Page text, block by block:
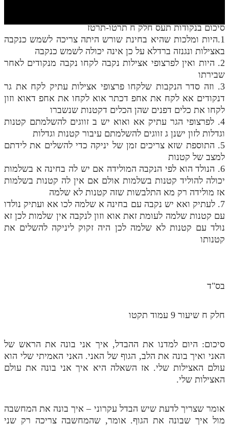
חלק יב
חלק יג
חלק יד
חלק טו
חלק ט"ז
בית שער הכוונות
שידור חי
הזמן סט תע"ס
הזמן סט תלמוד עשר הספירות
ספרים להורדה
מנוע חיפוש בספרים
תלמוד עשר הספירות חלק א
תלמוד עשר הספירות חלק ד
תלמוד עשר הספירות חלק ה
תלמוד עשר הספירות חלק ו
תלמוד עשר הספירות חלק ח
סיכום בנקודות תעס חלק ח תרטו-תרטז
1.היות ומלכות שהיא בחינת שורש היתה צריכה לשמש כנקבה
באצילות ונגנזה ברדלא על כן אינה יכולה לשמש כנקבה
2. היות ואין לפרצופי אצילות נקבה לקחו נקבה מנקודים לאחר
שבירתו
3. וזה סדר הנקבות שלקחו פרצופי אצילות עתיק לקח את גר
דנקודים אא לקח את אחפ דכתר אוא לקחו את אחפ דאוא וזון
לקחו את כלים דפנים שהן הכלים דקטנות שנשברו
4. לפרצופי הגר עתיק אא ואוא יש ב זווגים להשלמתם קטנות
וגדלות לזון ישנן ג זווגים להשלמתם עיבור קטנות וגדלות
5. התוספת שזא צריכים זמן של יניקה כדי להשלים את לידתם
למצב של קטנות
6. הנולד הוא לפי הנקבה המולידה אם יש לה בחינה א בשלמות
יכולה להוליד קטנות בשלמות אולם אם אין לה קטנות בשלמות
אז מולידה רק מא התלבשות שזה קטנות לא שלמה
7. לעתיק ואא יש נקבה עם בחינה א שלמה לכו אא ועתיק נולדו
עם קטנות שלמה לעומת זאת אוא וזון לנקבה אין שלמות לכן זא
נולד עם קטנות לא שלמה לכן היה זקוק ליניקה להשלים את
קטנותו
בס"ד
חלק ח שיעור 9 עמוד תקטו
סיכום: היום למדנו את ההבדל, איך אני בונה את הראש של
האני ואיך בונה את הלב, הגוף של האני. האני האמיתי שלי הוא
עולם האצילות שלי. אז השאלה היא איך אני בונה את עולם
האצילות שלי.
אומר שצריך לדעת שיש הבדל עקרוני – איך בונה את המחשבה
מול איך שבונה את הגוף. אומר, שהמחשבה צריכה רק שני